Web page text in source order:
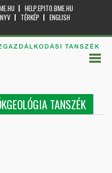
HELP.EPITO.BME.HU
TÉRKÉP
ENGLISH
TANSZÉK
TANSZÉK